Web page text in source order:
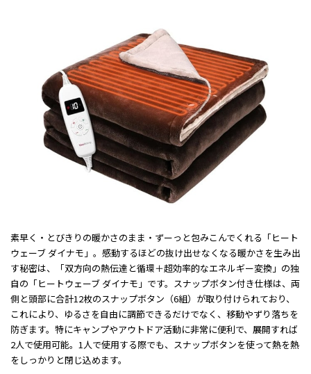
素早く・とびきりの暖かさのまま・ずーっと包みこんでくれる「ヒート
ウェーブ ダイナモ」。感動するほどの抜け出せなくなる暖かさを生み出
す秘密は、「双方向の熱伝達と循環＋超効率的なエネルギー変換」の独
自の「ヒートウェーブ ダイナモ」です。スナップボタン付き仕様は、両
側と頭部に合計12枚のスナップボタン（6組）が取り付けられており、
これにより、ゆるさを自由に調節できるだけでなく、移動やずり落ちを
防ぎます。特にキャンプやアウトドア活動に非常に便利で、展開すれば
2人で使用可能。1人で使用する際でも、スナップボタンを使って熱を熱
をしっかりと閉じ込めます。